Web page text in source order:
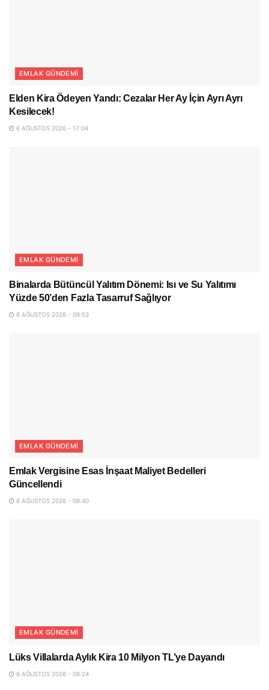
EMLAK GÜNDEMI
Elden Kira Ödeyen Yandı: Cezalar Her Ay İçin Ayrı Ayrı
Kesilecek!
6 AĞUSTOS 2026 - 17:04
EMLAK GÜNDEMI
Binalarda Bütüncül Yalıtım Dönemi: Isı ve Su Yalıtımı
Yüzde 50’den Fazla Tasarruf Sağlıyor
6 AĞUSTOS 2026 - 09:53
EMLAK GÜNDEMI
Emlak Vergisine Esas İnşaat Maliyet Bedelleri
Güncellendi
6 AĞUSTOS 2026 - 09:40
EMLAK GÜNDEMI
Lüks Villalarda Aylık Kira 10 Milyon TL’ye Dayandı
6 AĞUSTOS 2026 - 08:24